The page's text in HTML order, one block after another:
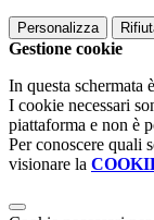
Personalizza
Gestione cookie
In questa schermata
I cookie necessari
piattaforma e non è
Per conoscere quali
visionare la